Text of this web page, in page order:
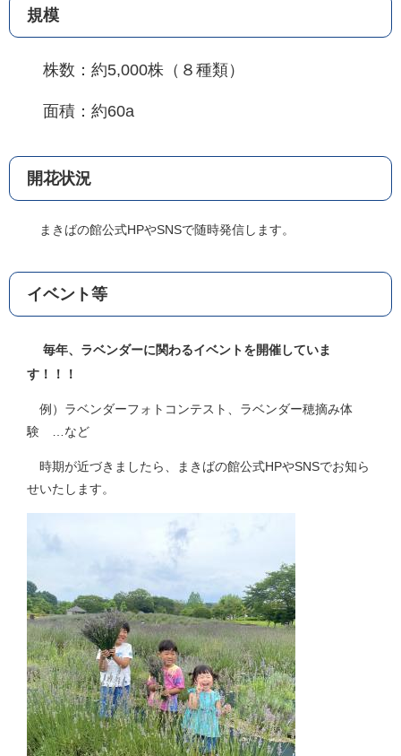
規模
株数：約5,000株（８種類）
面積：約60a
開花状況
まきばの館公式HPやSNSで随時発信します。
イベント等
毎年、ラベンダーに関わるイベントを開催していま
す！！！
例）ラベンダーフォトコンテスト、ラベンダー穂摘み体
験 …など
時期が近づきましたら、まきばの館公式HPやSNSでお知ら
せいたします。